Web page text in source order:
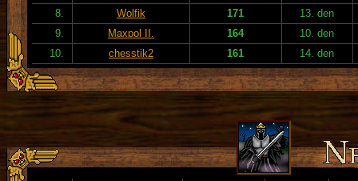
8.
Wolfik 171
13. den
9.
Maxpol II. 164
10. den
10.
chesstik2 161 14. den